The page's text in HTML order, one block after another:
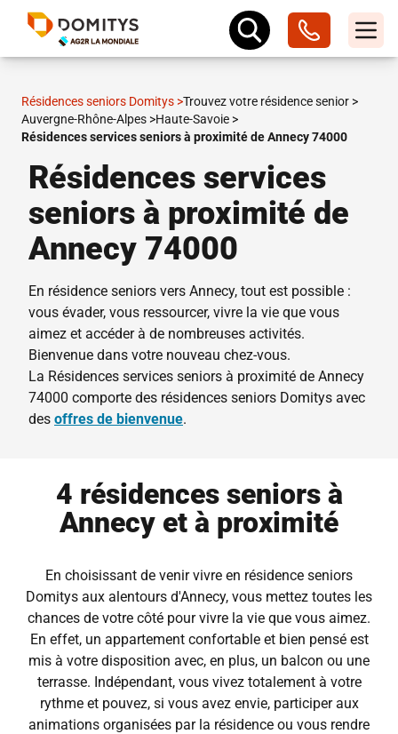
Résidences seniors Domitys >Trouvez votre résidence senior >
Auvergne-Rhône-Alpes >Haute-Savoie >
Résidences services seniors à proximité de Annecy 74000
Résidences services
seniors à proximité de
Annecy 74000
En résidence seniors vers Annecy, tout est possible :
vous évader, vous ressourcer, vivre la vie que vous
aimez et accéder à de nombreuses activités.
Bienvenue dans votre nouveau chez-vous.
La Résidences services seniors à proximité de Annecy
74000 comporte des résidences seniors Domitys avec
des offres de bienvenue.
4 résidences seniors à
Annecy et à proximité
En choisissant de venirvivre en résidence seniors
Domitys aux alentours d'Annecy, vous mettez toutes les
chances de votre côté pour vivre la vie que vous aimez.
En effet, un appartement confortable et bien pensé est
mis à votre disposition avec, en plus, un balcon ou une
terrasse. Indépendant, vous vivez totalement à votre
rythme et pouvez, si vous avez envie, participer aux
animations organisées par la résidence ou vous rendre